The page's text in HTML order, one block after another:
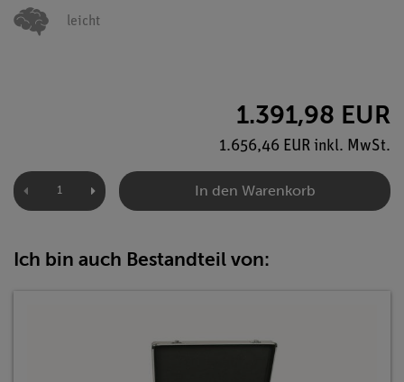
leicht
1.391,98 EUR
1.656,46 EUR inkl. MwSt.
In den Warenkorb
Ich bin auch Bestandteil von: